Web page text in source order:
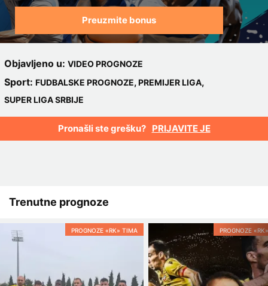
Preuzmite bonus
Objavljeno u: VIDEO PROGNOZE
Sport: FUDBALSKE PROGNOZE,PREMIJER LIGA,
SUPER LIGA SRBIJE
Pronašli ste grešku? PRIJAVITE JE
Trenutne prognoze
PROGNOZE «RK» TIMA PROGNOZE